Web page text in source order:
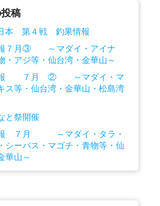
稿
本 第４戦 釣果情報
７月③ ～マダイ・アイナ
・アジ等・仙台湾・金華山～
報 ７月 ② ～マダイ・マ
ス等・仙台湾・金華山・松島湾
と祭開催
７月 ～マダイ・タラ・
シーバス・マゴチ・青物等・仙
華山～